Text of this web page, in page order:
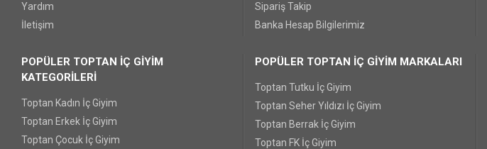
Yardım
İletişim
Sipariş Takip
Banka Hesap Bilgilerimiz
POPÜLER TOPTAN İÇ GİYİM
KATEGORİLERİ
Toptan Kadın İç Giyim
Toptan Erkek İç Giyim
Toptan Çocuk İç Giyim
POPÜLER TOPTAN İÇ GİYİM MARKALARI
Toptan Tutku İç Giyim
Toptan Seher Yıldızı İç Giyim
Toptan Berrak İç Giyim
Toptan FK İç Giyim